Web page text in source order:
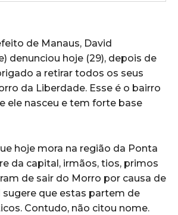
de Manaus, David
denunciou hoje (29), depois de
a retirar todos os seus
da Liberdade. Esse é o bairro
ele nasceu e tem forte base
hoje mora na região da Ponta
da capital, irmãos, tios, primos
de sair do Morro por causa de
sugere que estas partem de
Contudo, não citou nome.